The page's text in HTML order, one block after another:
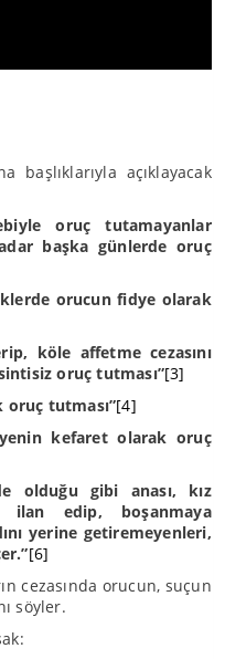
açıklayacak
oruç tutamayanlar
başka günlerde oruç
orucun fidye olarak
köle affetme cezasını
oruç tutması”[3]
oruç tutması”[4]
kefaret olarak oruç
olduğu gibi anası, kız
ilan edip, boşanmaya
yerine getiremeyenleri,
[6]
cezasında orucun, suçun
söyler.